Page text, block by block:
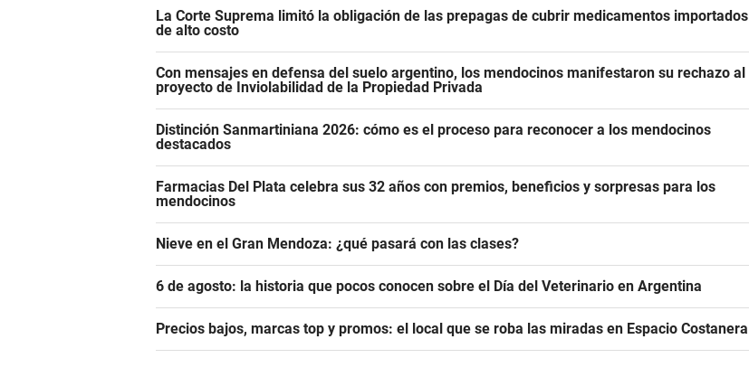
La Corte Suprema limitó la obligación de las prepagas de cubrir medicamentos importados
de alto costo
Con mensajes en defensa del suelo argentino, los mendocinos manifestaron su rechazo al
proyecto de Inviolabilidad de la Propiedad Privada
Distinción Sanmartiniana 2026: cómo es el proceso para reconocer a los mendocinos
destacados
Farmacias Del Plata celebra sus 32 años con premios, beneficios y sorpresas para los
mendocinos
Nieve en el Gran Mendoza: ¿qué pasará con las clases?
6 de agosto: la historia que pocos conocen sobre el Día del Veterinario en Argentina
Precios bajos, marcas top y promos: el local que se roba las miradas en Espacio Costanera